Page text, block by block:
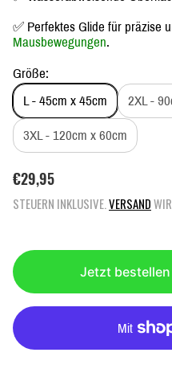
✅ Perfektes Glide für präzise
Mausbewegungen.
Größe:
L - 45cm x 45cm
2XL -
3XL - 120cm x 60cm
R
E
G
Ä
R
R
P
R
€29,95
STEUERN INKLUSIVE. VERSAND
Jetzt bestellen